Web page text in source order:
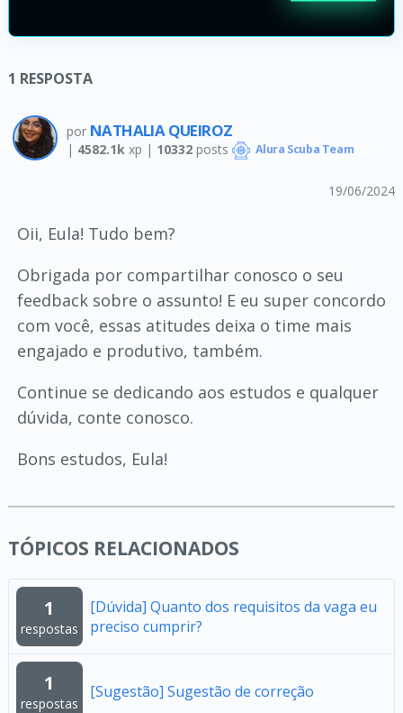
1 RESPOSTA
por NATHALIA QUEIROZ
| 4582.1k xp | 10332posts Alura Scuba Team
19/06/2024
Oii, Eula! Tudo bem?
Obrigada por compartilhar conosco o seu
feedback sobre o assunto! E eu super concordo
com você, essas atitudes deixa o time mais
engajado e produtivo, também.
Continue se dedicando aos estudos e qualquer
dúvida, conte conosco.
Bons estudos, Eula!
TÓPICOS RELACIONADOS
1
respostas
[Dúvida] Quanto dos requisitos da vaga eu
preciso cumprir?
1
respostas
[Sugestão] Sugestão de correção